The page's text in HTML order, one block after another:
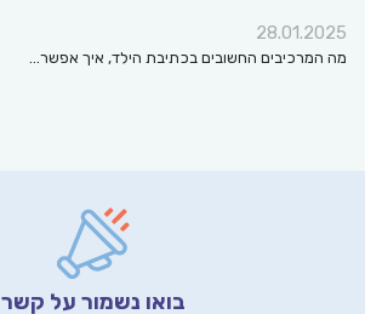
28.01.2025
מה המרכיבים החשובים בכתיבת הילד, איך אפשר…
בואו נשמור על קשר